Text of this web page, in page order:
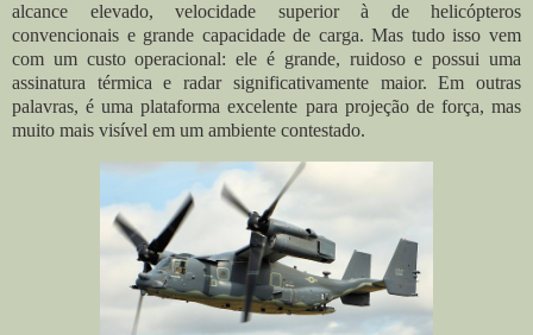
alcance elevado, velocidade superior à de helicópteros
convencionais e grande capacidade de carga. Mas tudo isso vem
com um custo operacional: ele é grande, ruidoso e possui uma
assinatura térmica e radar significativamente maior. Em outras
palavras, é uma plataforma excelente para projeção de força, mas
muito mais visível em um ambiente contestado.